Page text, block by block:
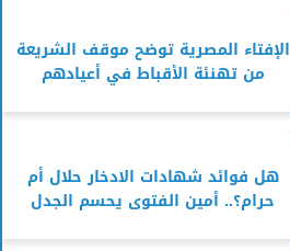
الإفتاء المصرية توضح موقف الشريعة
من تهنئة الأقباط في أعيادهم
هل فوائد شهادات الادخار حلال أم
حرام؟.. أمين الفتوى يحسم الجدل